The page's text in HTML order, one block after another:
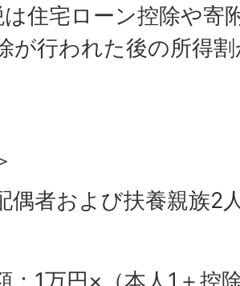
住宅ローン控除や寄
が行われた後の所得
偶者および扶養親族2